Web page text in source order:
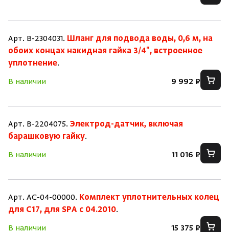
Арт. B-2304031. Шланг для подвода воды, 0,6 м, на
обоих концах накидная гайка 3/4", встроенное
уплотнение.
В наличии
9 992 ₽
Арт. B-2204075. Электрод-датчик, включая
барашковую гайку.
В наличии
11 016 ₽
Арт. AC-04-00000. Комплект уплотнительных колец
для C17, для SPA c 04.2010.
В наличии
15 375 ₽